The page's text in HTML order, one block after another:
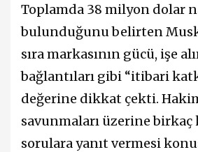
Toplamda 38 milyon dolar
bulunduğunu belirten
sıra markasının gücü, işe
bağlantıları gibi “itibari
değerine dikkat çekti.
savunmaları üzerine
sorulara yanıt vermesi